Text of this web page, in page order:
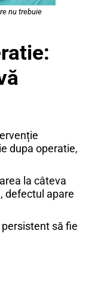
nu trebuie
dupa operatie,
la câteva
defectul apare
să fie